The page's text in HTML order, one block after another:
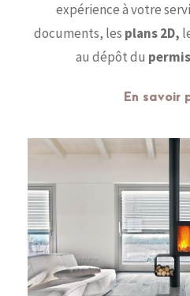
expérience à votre
documents, les plans 2D,
au dépôt du
En savoir